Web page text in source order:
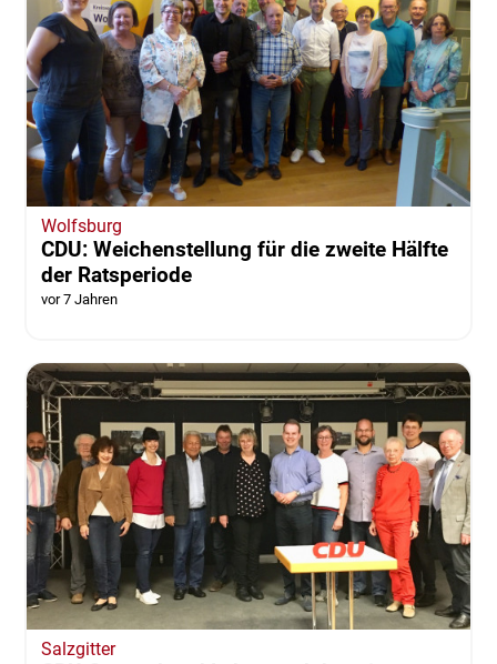
Wolfsburg
CDU: Weichenstellung für die zweite Hälfte
der Ratsperiode
vor 7 Jahren
Salzgitter